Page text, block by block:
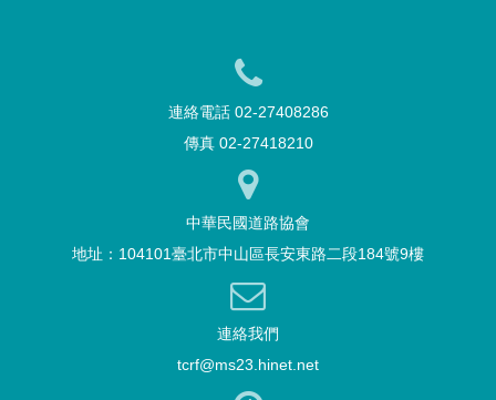
連絡電話 02-27408286
傳真 02-27418210
中華民國道路協會
地址：104101臺北市中山區長安東路二段184號9樓
連絡我們
tcrf@ms23.hinet.net